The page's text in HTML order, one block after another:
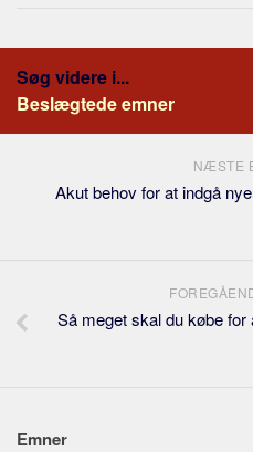
Søg videre i...
Beslægtede emner
NÆSTE
Akut behov for at indgå
Så meget skal du købe
Emner